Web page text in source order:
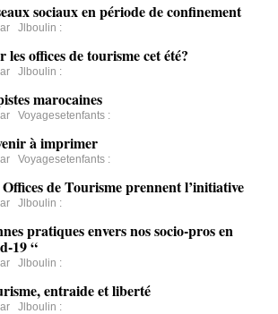
sociaux en période de confinement
Jlboulin :
offices de tourisme cet été?
Jlboulin :
marocaines
Voyagesetenfants :
à imprimer
Voyagesetenfants :
de Tourisme prennent l’initiative
Jlboulin :
pratiques envers nos socio-pros en
19 “
Jlboulin :
entraide et liberté
Jlboulin :